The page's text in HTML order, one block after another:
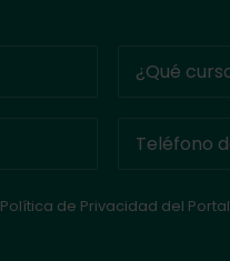
Política de Privacidad del Portal